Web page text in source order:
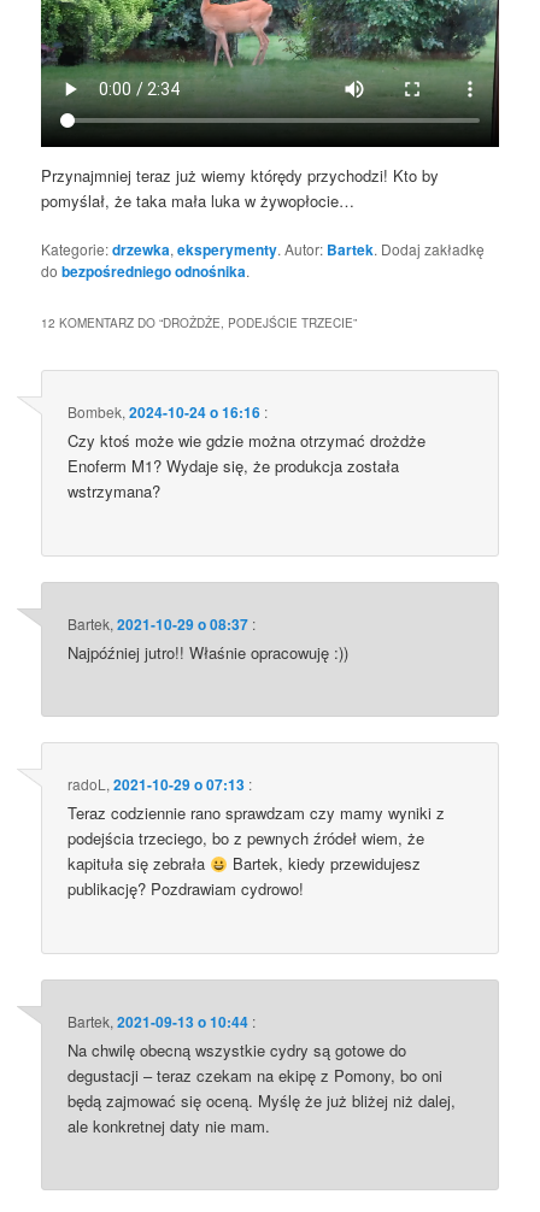
Przynajmniej teraz już wiemy którędy przychodzi! Kto by
pomyślał, że taka mała luka w żywopłocie…
Kategorie:drzewka,eksperymenty. Autor: Bartek. Dodaj zakładkę
dobezpośredniego odnośnika.
12 KOMENTARZ DO “DROŻDŻE, PODEJŚCIE TRZECIE”
Bombek,2024-10-24 o 16:16 :
Czy ktoś może wie gdzie można otrzymać drożdże
Enoferm M1? Wydaje się, że produkcja została
wstrzymana?
Bartek,2021-10-29 o 08:37 :
Najpóźniej jutro!! Właśnie opracowuję :))
radoL,2021-10-29 o 07:13 :
Teraz codziennie rano sprawdzam czy mamy wyniki z
podejścia trzeciego, bo z pewnych źródeł wiem, że
kapituła się zebrała
Bartek, kiedy przewidujesz
publikację? Pozdrawiam cydrowo!
Bartek,2021-09-13 o 10:44 :
Na chwilę obecną wszystkie cydry są gotowe do
degustacji – teraz czekam na ekipę z Pomony, bo oni
będą zajmować się oceną. Myślę że już bliżej niż dalej,
ale konkretnej daty nie mam.